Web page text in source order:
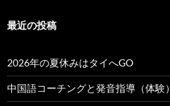
最近の投稿
2026年の夏休みはタイへGO
中国語コーチングと発音指導（体験）